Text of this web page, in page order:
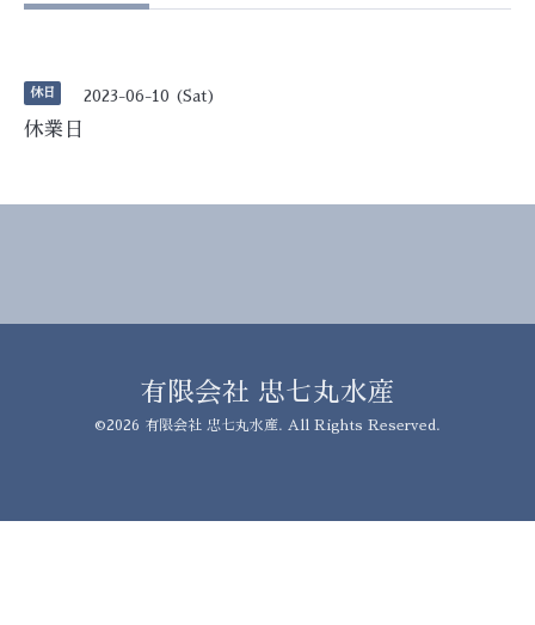
休日 2023-06-10 (Sat)
休業日
有限会社 忠七丸水産
©2026 有限会社 忠七丸水産. All Rights Reserved.